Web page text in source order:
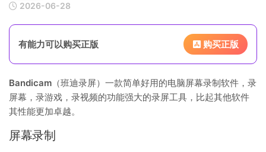
2026-06-28
有能力可以购买正版 购买正版
Bandicam （班迪录屏）一款简单好用的电脑屏幕录制软件，录
屏幕，录游戏，录视频的功能强大的录屏工具，比起其他软件
其性能更加卓越。
屏幕录制